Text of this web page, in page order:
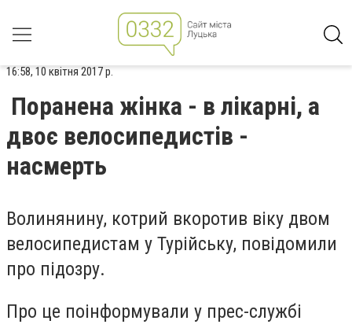
16:58, 10 квітня 2017 р.
Поранена жінка - в лікарні, а
двоє велосипедистів -
насмерть
Волинянину, котрий вкоротив віку двом
велосипедистам у Турійську, повідомили
про підозру.
Про це поінформували у прес-службі